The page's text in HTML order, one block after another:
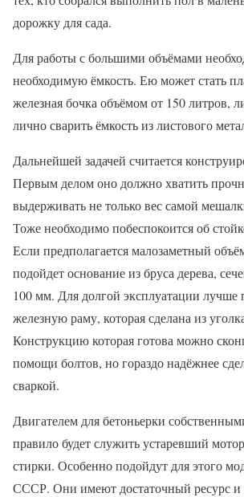
дорожку для сада.
Для работы с большими объёмами
необходимую ёмкость. Ею может стать
железная бочка объёмом от 150 литров,
лично сварить ёмкость из листового
Дальнейшей задачей считается
Первым делом оно должно хватить
выдерживать не только вес самой
Тоже необходимо побеспокоится об
Если предполагается малозаметный
подойдет основание из бруса дерева,
100 мм. Для долгой эксплуатации лучше
железную раму, которая сделана из
Конструкцию которая готова можно
помощи болтов, но гораздо надёжнее
сваркой.
Двигателем для бетоньерки
правило будет служить устаревший
стирки. Особенно подойдут для этого
СССР. Они имеют достаточный ресурс и